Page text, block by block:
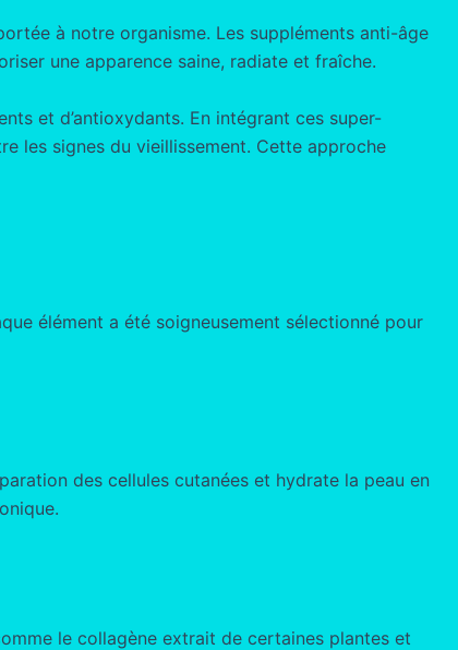
à notre organisme. Les suppléments anti-âge
une apparence saine, radiate et fraîche.
et d’antioxydants. En intégrant ces super-
les signes du vieillissement. Cette approche
élément a été soigneusement sélectionné pour
des cellules cutanées et hydrate la peau en
le collagène extrait de certaines plantes et